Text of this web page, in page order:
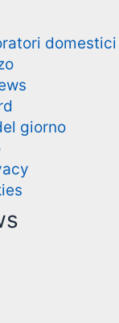
domestici
giorno